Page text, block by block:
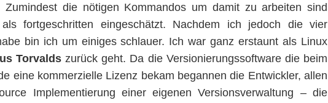
Zumindest die nötigen Kommandos um damit zu arbeiten sind
fortgeschritten eingeschätzt. Nachdem ich jedoch die vier
bin ich um einiges schlauer. Ich war ganz erstaunt als Linux
Torvalds zurück geht. Da die Versionierungssoftware die beim
eine kommerzielle Lizenz bekam begannen die Entwickler, allen
Implementierung einer eigenen Versionsverwaltung – die